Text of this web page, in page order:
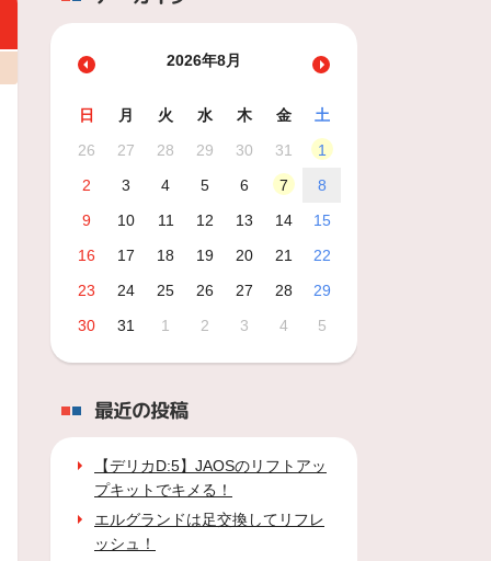
2026年8月
日 月 火 水 木 金
土
26
27 28 29 30 31
1
2
3 4 5 6 7
8
9
10 11 12 13 14
15
16
17 18 19 20 21
22
23
24 25 26 27 28
29
30
31 1 2 3 4 5
最近の投稿
【デリカD:5】JAOSのリフトアッ
プキットでキメる！
エルグランドは足交換してリフレ
ッシュ！